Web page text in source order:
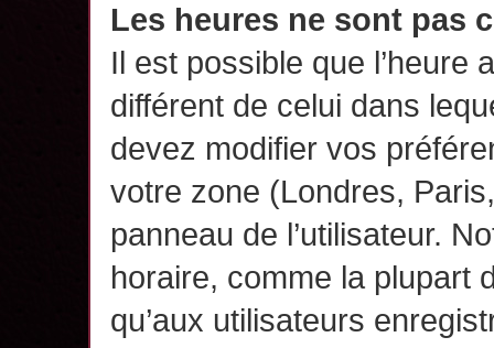
Les heures ne sont pas
Il est possible que l’heure
différent de celui dans
devez modifier vos
votre zone (Londres,
panneau de l’utilisateur.
horaire, comme la plupart
qu’aux utilisateurs